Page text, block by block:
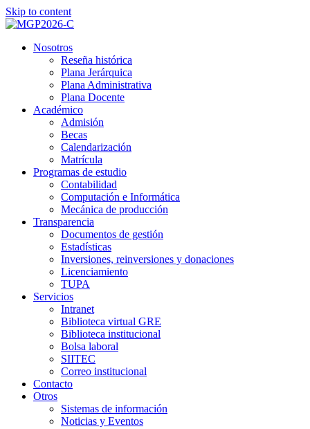
Skip to content
Nosotros
Reseña histórica
Plana Jerárquica
Plana Administrativa
Plana Docente
Académico
Admisión
Becas
Calendarización
Matrícula
Programas de estudio
Contabilidad
Computación e Informática
Mecánica de producción
Transparencia
Documentos de gestión
Estadísticas
Inversiones, reinversiones y donaciones
Licenciamiento
TUPA
Servicios
Intranet
Biblioteca virtual GRE
Biblioteca institucional
Bolsa laboral
SIITEC
Correo institucional
Contacto
Otros
Sistemas de información
Noticias y Eventos